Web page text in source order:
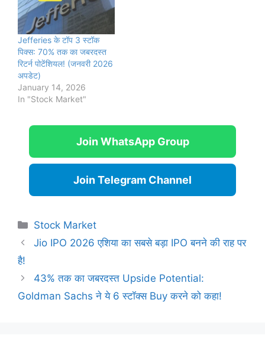
Jefferies के टॉप 3 स्टॉक
पिक्स: 70% तक का जबरदस्त
रिटर्न पोटेंशियल! (जनवरी 2026
अपडेट)
January 14, 2026
In "Stock Market"
Join WhatsApp Group
Join Telegram Channel
Categories
Stock Market
Jio IPO 2026 एशिया का सबसे बड़ा IPO बनने की राह पर
है!
43% तक का जबरदस्त Upside Potential:
Goldman Sachs ने ये 6 स्टॉक्स Buy करने को कहा!